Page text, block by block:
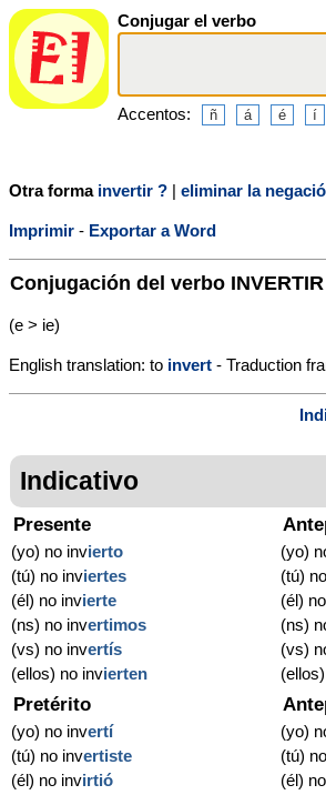
Conjugar el verbo
Accentos:
Otra forma invertir ? | eliminar la
Imprimir - Exportar a Word
Conjugación del verbo INVERTIR
(e > ie)
English translation: to invert - Traduction
Indicativo
Presente
(yo) no invierto
(tú) no inviertes
(él) no invierte
(ns) no invertimos
(vs) no invertís
(ellos) no invierten
(yo)
(tú)
(él)
(ns)
(vs)
Pretérito
(yo) no invertí
(tú) no invertiste
(él) no invirtió
(yo)
(tú)
(él)